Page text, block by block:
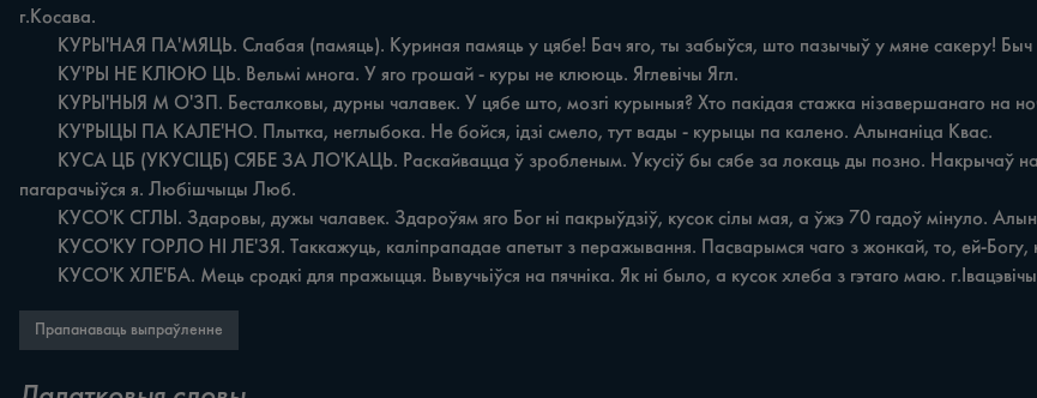
г.Косава.
пагарачьіўся я. Любішчыцы Люб.
	КУСО'К ХЛЕ'БА. Мець сродкі для пражыцця. Вывучьіўся на пячніка. Як ні было, а кусок хлеба з гэтаго маю. г.Івацэвічы
Прапанаваць выпраўленне